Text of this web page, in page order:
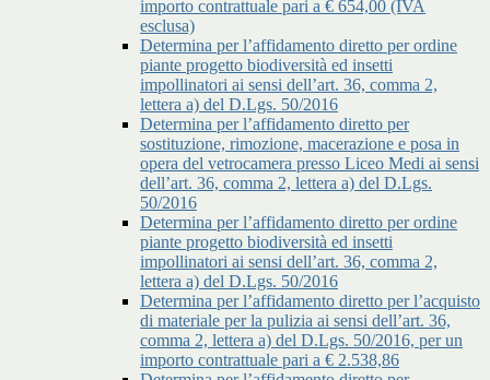
importo contrattuale pari a € 654,00 (IVA
esclusa)
Determina per l’affidamento diretto per ordine
piante progetto biodiversità ed insetti
impollinatori ai sensi dell’art. 36, comma 2,
lettera a) del D.Lgs. 50/2016
Determina per l’affidamento diretto per
sostituzione, rimozione, macerazione e posa in
opera del vetrocamera presso Liceo Medi ai sensi
dell’art. 36, comma 2, lettera a) del D.Lgs.
50/2016
Determina per l’affidamento diretto per ordine
piante progetto biodiversità ed insetti
impollinatori ai sensi dell’art. 36, comma 2,
lettera a) del D.Lgs. 50/2016
Determina per l’affidamento diretto per l’acquisto
di materiale per la pulizia ai sensi dell’art. 36,
comma 2, lettera a) del D.Lgs. 50/2016, per un
importo contrattuale pari a € 2.538,86